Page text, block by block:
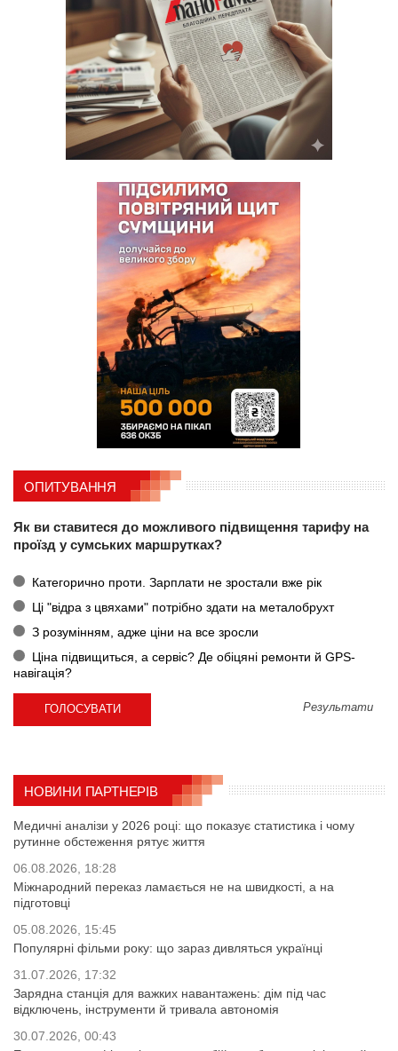
ОПИТУВАННЯ
Як ви ставитеся до можливого підвищення тарифу на
проїзд у сумських маршрутках?
Категорично проти. Зарплати не зростали вже рік
Ці "відра з цвяхами" потрібно здати на металобрухт
З розумінням, адже ціни на все зросли
Ціна підвищиться, а сервіс? Де обіцяні ремонти й GPS-
навігація?
Результати
НОВИНИ ПАРТНЕРІВ
Медичні аналізи у 2026 році: що показує статистика і чому
рутинне обстеження рятує життя
06.08.2026, 18:28
Міжнародний переказ ламається не на швидкості, а на
підготовці
05.08.2026, 15:45
Популярні фільми року: що зараз дивляться українці
31.07.2026, 17:32
Зарядна станція для важких навантажень: дім під час
відключень, інструменти й тривала автономія
30.07.2026, 00:43